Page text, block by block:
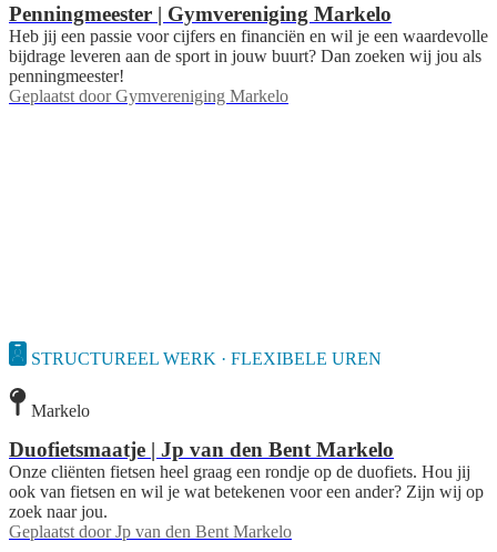
Penningmeester | Gymvereniging Markelo
Heb jij een passie voor cijfers en financiën en wil je een waardevolle
bijdrage leveren aan de sport in jouw buurt? Dan zoeken wij jou als
penningmeester!
Geplaatst door Gymvereniging Markelo
STRUCTUREEL WERK · FLEXIBELE UREN
Markelo
Duofietsmaatje | Jp van den Bent Markelo
Onze cliënten fietsen heel graag een rondje op de duofiets. Hou jij
ook van fietsen en wil je wat betekenen voor een ander? Zijn wij op
zoek naar jou.
Geplaatst door Jp van den Bent Markelo